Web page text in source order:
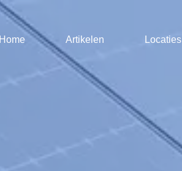
Home Artikelen Locaties